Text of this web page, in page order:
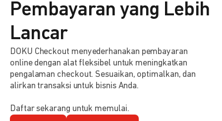
Pembayaran yang Lebih
Lancar
DOKU Checkout menyederhanakan pembayaran
online dengan alat fleksibel untuk meningkatkan
pengalaman checkout. Sesuaikan, optimalkan, dan
alirkan transaksi untuk bisnis Anda.
Daftar sekarang untuk memulai.